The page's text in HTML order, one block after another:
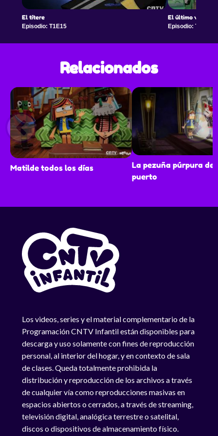
El títere
Episodio: T1E15
El último verano
Episodio: T2E1
Relacionados
Matilde todos los días
La pezuña púrpura del
puerto
Los videos, series y el material complementario de la
Programación CNTV Infantil están disponibles para
descarga y uso solamente con fines de reproducción
personal, al interior del hogar, y en contexto de sala
de clases. Queda totalmente prohibida la
distribución y reproducción de los archivos a través
de cualquier vía como reproducciones masivas en
espacios abiertos o cerrados, a través de streaming,
televisión digital, analógica terrestre o satelital,
discos o dispositivos de almacenamiento físico.